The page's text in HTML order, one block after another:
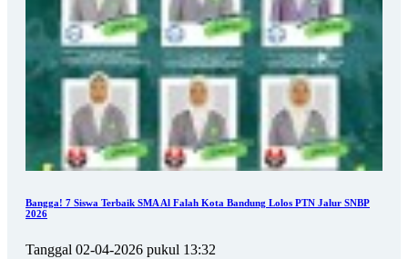
Bangga! 7 Siswa Terbaik SMA Al Falah Kota Bandung Lolos PTN Jalur SNBP
2026
Tanggal 02-04-2026 pukul 13:32